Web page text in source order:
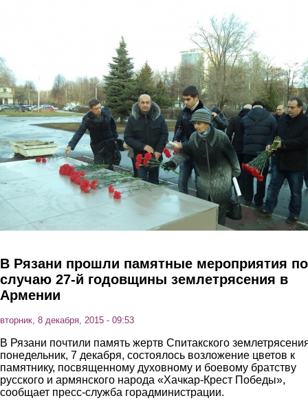
В Рязани прошли памятные мероприятия по
случаю 27-й годовщины землетрясения в
Армении
вторник, 8 декабря, 2015 - 09:53
В Рязани почтили память жертв Спитакского
понедельник, 7 декабря, состоялось возложение цветов к
памятнику, посвященному духовному и боевому братству
русского и армянского народа «Хачкар-Крест Победы»,
сообщает пресс-служба горадминистрации.